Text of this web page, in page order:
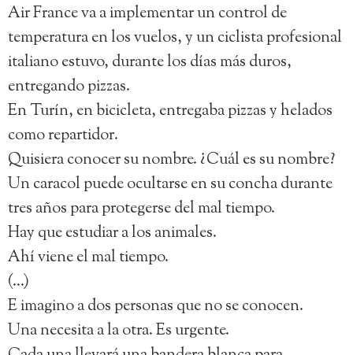
Air France va a implementar un control de
temperatura en los vuelos, y un ciclista profesional
italiano estuvo, durante los días más duros,
entregando pizzas.
En Turín, en bicicleta, entregaba pizzas y helados
como repartidor.
Quisiera conocer su nombre. ¿Cuál es su nombre?
Un caracol puede ocultarse en su concha durante
tres años para protegerse del mal tiempo.
Hay que estudiar a los animales.
Ahí viene el mal tiempo.
(…)
E imagino a dos personas que no se conocen.
Una necesita a la otra. Es urgente.